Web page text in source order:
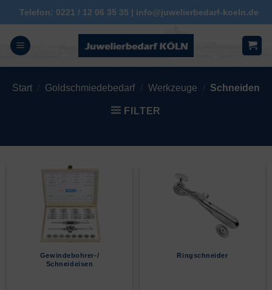
Zum
Inhalt
springen
Telefon: 0221 / 12 06 35 35 | info@juwelierbedarf-koeln.de
Start / Goldschmiedebedarf / Werkzeuge / Schneiden
FILTER
Gewindebohrer-/
Schneideisen
Ringschneider